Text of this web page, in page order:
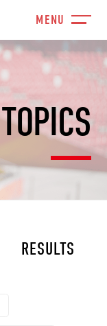
TOPICS
RESULTS